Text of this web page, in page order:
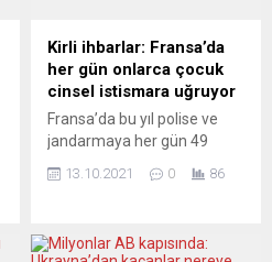
Irkçı parti AfD’nin Berlin-
Neukölln adayı Marcel
Goldhammer için hazırlanan
afişte , “Atatürk de AfD’ye
oy...
Kirli ihbarlar: Fransa’da
her gün onlarca çocuk
cinsel istismara uğruyor
Fransa’da bu yıl polise ve
jandarmaya her gün 49
uğradığına ve 68 çocuğun
ihbar yapıldı. RTL
13.10.2021 0 86